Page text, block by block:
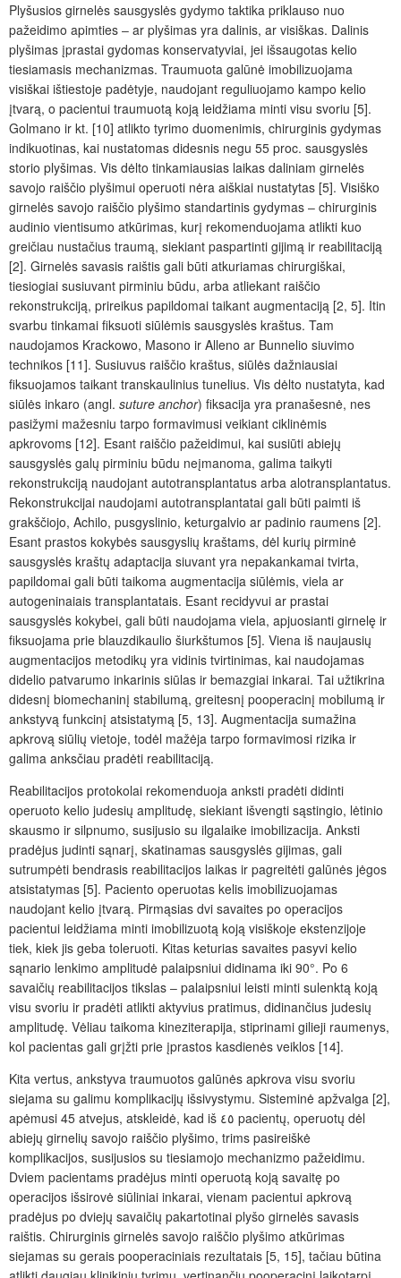
Plyšusios girnelės sausgyslės gydymo taktika priklauso nuo
pažeidimo apimties ‒ ar plyšimas yra dalinis, ar visiškas. Dalinis
plyšimas įprastai gydomas konservatyviai, jei išsaugotas kelio
tiesiamasis mechanizmas. Traumuota galūnė imobilizuojama
visiškai ištiestoje padėtyje, naudojant reguliuojamo kampo kelio
įtvarą, o pacientui traumuotą koją leidžiama minti visu svoriu [5].
Golmano ir kt. [10] atlikto tyrimo duomenimis, chirurginis gydymas
indikuotinas, kai nustatomas didesnis negu 55 proc. sausgyslės
storio plyšimas. Vis dėlto tinkamiausias laikas daliniam girnelės
savojo raiščio plyšimui operuoti nėra aiškiai nustatytas [5]. Visiško
girnelės savojo raiščio plyšimo standartinis gydymas ‒ chirurginis
audinio vientisumo atkūrimas, kurį rekomenduojama atlikti kuo
greičiau nustačius traumą, siekiant paspartinti gijimą ir reabilitaciją
[2]. Girnelės savasis raištis gali būti atkuriamas chirurgiškai,
tiesiogiai susiuvant pirminiu būdu, arba atliekant raiščio
rekonstrukciją, prireikus papildomai taikant augmentaciją [2, 5]. Itin
svarbu tinkamai fiksuoti siūlėmis sausgyslės kraštus. Tam
naudojamos Krackowo, Masono ir Alleno ar Bunnelio siuvimo
technikos [11]. Susiuvus raiščio kraštus, siūlės dažniausiai
fiksuojamos taikant transkaulinius tunelius. Vis dėlto nustatyta, kad
siūlės inkaro (angl. suture anchor) fiksacija yra pranašesnė, nes
pasižymi mažesniu tarpo formavimusi veikiant ciklinėmis
apkrovoms [12]. Esant raiščio pažeidimui, kai susiūti abiejų
sausgyslės galų pirminiu būdu neįmanoma, galima taikyti
rekonstrukciją naudojant autotransplantatus arba alotransplantatus.
Rekonstrukcijai naudojami autotransplantatai gali būti paimti iš
grakščiojo, Achilo, pusgyslinio, keturgalvio ar padinio raumens [2].
Esant prastos kokybės sausgyslių kraštams, dėl kurių pirminė
sausgyslės kraštų adaptacija siuvant yra nepakankamai tvirta,
papildomai gali būti taikoma augmentacija siūlėmis, viela ar
autogeninaiais transplantatais. Esant recidyvui ar prastai
sausgyslės kokybei, gali būti naudojama viela, apjuosianti girnelę ir
fiksuojama prie blauzdikaulio šiurkštumos [5]. Viena iš naujausių
augmentacijos metodikų yra vidinis tvirtinimas, kai naudojamas
didelio patvarumo inkarinis siūlas ir bemazgiai inkarai. Tai užtikrina
didesnį biomechaninį stabilumą, greitesnį pooperacinį mobilumą ir
ankstyvą funkcinį atsistatymą [5, 13]. Augmentacija sumažina
apkrovą siūlių vietoje, todėl mažėja tarpo formavimosi rizika ir
galima anksčiau pradėti reabilitaciją.
Reabilitacijos protokolai rekomenduoja anksti pradėti didinti
operuoto kelio judesių amplitudę, siekiant išvengti sąstingio, lėtinio
skausmo ir silpnumo, susijusio su ilgalaike imobilizacija. Anksti
pradėjus judinti sąnarį, skatinamas sausgyslės gijimas, gali
sutrumpėti bendrasis reabilitacijos laikas ir pagreitėti galūnės jėgos
atsistatymas [5]. Paciento operuotas kelis imobilizuojamas
naudojant kelio įtvarą. Pirmąsias dvi savaites po operacijos
pacientui leidžiama minti imobilizuotą koją visiškoje ekstenzijoje
tiek, kiek jis geba toleruoti. Kitas keturias savaites pasyvi kelio
sąnario lenkimo amplitudė palaipsniui didinama iki 90°. Po 6
savaičių reabilitacijos tikslas ‒ palaipsniui leisti minti sulenktą koją
visu svoriu ir pradėti atlikti aktyvius pratimus, didinančius judesių
amplitudę. Vėliau taikoma kineziterapija, stiprinami gilieji raumenys,
kol pacientas gali grįžti prie įprastos kasdienės veiklos [14].
Kita vertus, ankstyva traumuotos galūnės apkrova visu svoriu
siejama su galimu komplikacijų išsivystymu. Sisteminė apžvalga [2],
apėmusi 45 atvejus, atskleidė, kad
pacientų, operuotų dėl
abiejų girnelių savojo raiščio plyšimo, trims pasireiškė
komplikacijos, susijusios su tiesiamojo mechanizmo pažeidimu.
Dviem pacientams pradėjus minti operuotą koją savaitę po
operacijos išsirovė siūliniai inkarai, vienam pacientui apkrovą
pradėjus po dviejų savaičių pakartotinai plyšo girnelės savasis
raištis. Chirurginis girnelės savojo raiščio plyšimo atkūrimas
siejamas su gerais pooperaciniais rezultatais [5, 15], tačiau būtina